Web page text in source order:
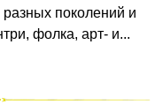
поколений и
фолка, арт- и...